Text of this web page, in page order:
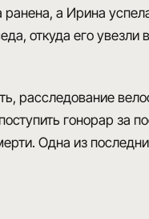
а Ирина
откуда его увезли
расследование
гонорар за
Одна из